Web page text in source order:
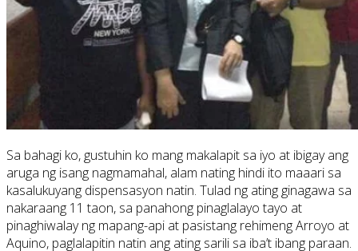
Sa bahagi ko, gustuhin ko mang makalapit sa iyo at ibigay ang
aruga ng isang nagmamahal, alam nating hindi ito maaari sa
kasalukuyang dispensasyon natin. Tulad ng ating ginagawa sa
nakaraang 11 taon, sa panahong pinaglalayo tayo at
pinaghiwalay ng mapang-api at pasistang rehimeng Arroyo at
Aquino, paglalapitin natin ang ating sarili sa iba’t ibang paraan.